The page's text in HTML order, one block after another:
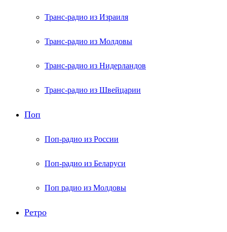
Транс-радио из Израиля
Транс-радио из Молдовы
Транс-радио из Нидерландов
Транс-радио из Швейцарии
Поп
Поп-радио из России
Поп-радио из Беларуси
Поп радио из Молдовы
Ретро